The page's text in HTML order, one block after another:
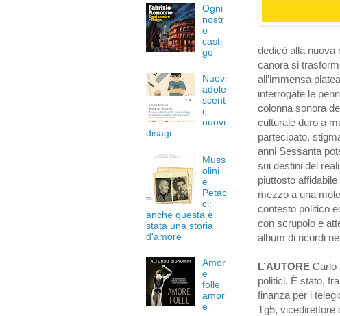
dedicò alla nuova
canora si
all’immensa
interrogate le
colonna sonora
culturale duro a
partecipato,
anni Sessanta
sui destini del
piuttosto
mezzo a una
contesto politico
con scrupolo e
album di ricordi
L’AUTORE Carlo
politici. È stato,
finanza per i
Tg5, vicedirettore
Ogni
nostr
o
casti
go
Nuovi
adole
scent
i,
nuovi
disagi
Muss
olini
e
Petac
ci:
anche questa è
stata una storia
d'amore
Amor
e
folle
amor
e